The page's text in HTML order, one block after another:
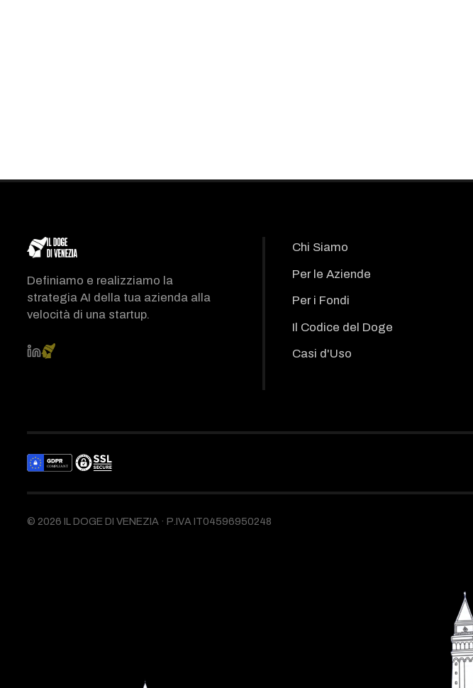
Definiamo e realizziamo la
strategia AI della tua azienda alla
velocità di una startup.
Chi Siamo
Per le Aziende
Per i Fondi
Il Codice del Doge
Casi d'Uso
© 2026 IL DOGE DI VENEZIA · P.IVA IT04596950248